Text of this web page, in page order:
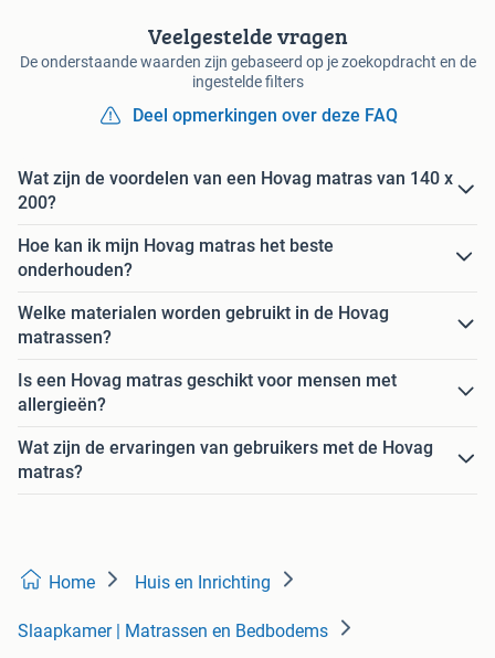
Veelgestelde vragen
De onderstaande waarden zijn gebaseerd op je zoekopdracht en de
ingestelde filters
Deel opmerkingen over deze FAQ
Wat zijn de voordelen van een Hovag matras van 140 x
200?
Hoe kan ik mijn Hovag matras het beste
onderhouden?
Welke materialen worden gebruikt in de Hovag
matrassen?
Is een Hovag matras geschikt voor mensen met
allergieën?
Wat zijn de ervaringen van gebruikers met de Hovag
matras?
Home Huis en Inrichting
Slaapkamer | Matrassen en Bedbodems